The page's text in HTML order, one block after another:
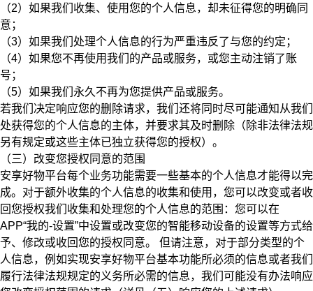
（2）如果我们收集、使用您的个人信息，却未征得您的明确同
意；
（3）如果我们处理个人信息的行为严重违反了与您的约定；
（4）如果您不再使用我们的产品或服务，或您主动注销了账
号；
（5）如果我们永久不再为您提供产品或服务。
若我们决定响应您的删除请求，我们还将同时尽可能通知从我们
处获得您的个人信息的主体，并要求其及时删除（除非法律法规
另有规定或这些主体已独立获得您的授权）。
（三）改变您授权同意的范围
安享好物平台每个业务功能需要一些基本的个人信息才能得以完
成。对于额外收集的个人信息的收集和使用，您可以改变或者收
回您授权我们收集和处理您的个人信息的范围：您可以在
APP“我的-设置”中设置或改变您的智能移动设备的设置等方式给
予、修改或收回您的授权同意。 但请注意，对于部分类型的个
人信息，例如实现安享好物平台基本功能所必须的信息或者我们
履行法律法规规定的义务所必需的信息，我们可能没有办法响应